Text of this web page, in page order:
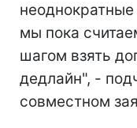
мы пока
шагом взять
дедлайн", -
совместном